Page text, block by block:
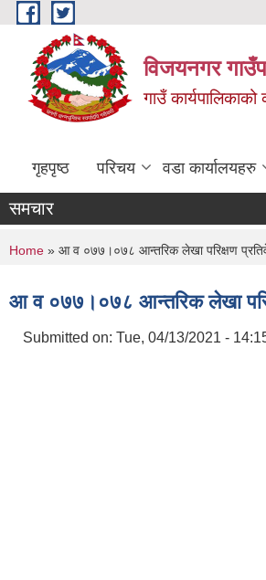
Skip to main content
विजयनगर
गाउँ
गृहपृष्ठ परिचय वडा कार्यालयहरु
समचार
You are here
Home » आ व ०७७।०७८ आन्तरिक लेखा परिक्षण
आ व ०७७।०७८ आन्तरिक लेखा
Submitted on: Tue, 04/13/2021 -